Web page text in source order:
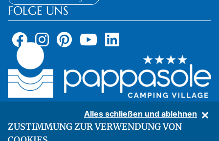
Alles schließen und ablehnen
ZUSTIMMUNG ZUR VERWENDUNG VON
FOLGE UNS